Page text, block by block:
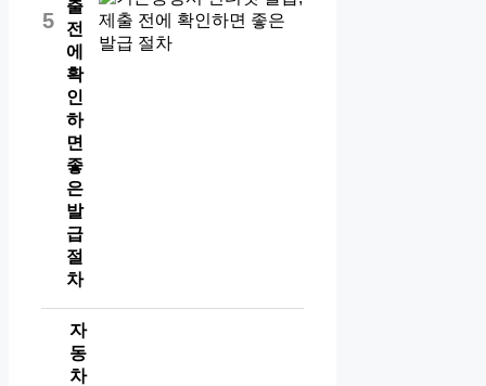
5
출
전
에
확
인
하
면
좋
은
발
급
절
차
자
동
차